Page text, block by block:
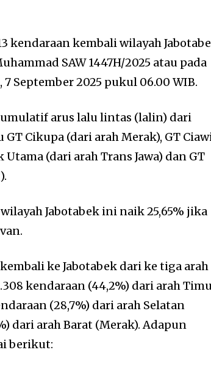
kendaraan kembali wilayah
SAW 1447H/2025 atau pada
September 2025 pukul 06.00 WIB.
arus lalu lintas (lalin) dari
Cikupa (dari arah Merak), GT
(dari arah Trans Jawa) dan GT
Jabotabek ini naik 25,65% jika
ke Jabotabek dari ke tiga arah
kendaraan (44,2%) dari arah
(28,7%) dari arah Selatan
dari arah Barat (Merak). Adapun
berikut: